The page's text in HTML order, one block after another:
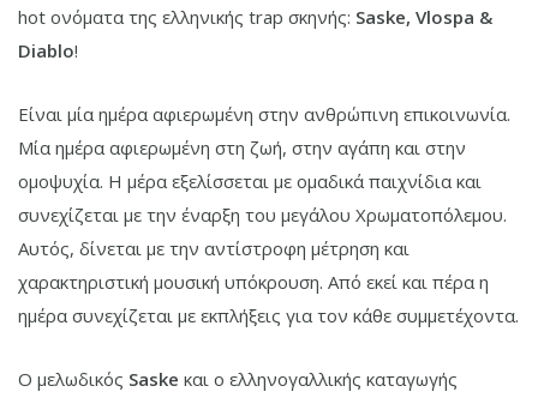
hot ονόματα της ελληνικής trap σκηνής: Saske, Vlospa &
Diablo!
Είναι μία ημέρα αφιερωμένη στην ανθρώπινη επικοινωνία.
Μία ημέρα αφιερωμένη στη ζωή, στην αγάπη και στην
ομοψυχία. Η μέρα εξελίσσεται με ομαδικά παιχνίδια και
συνεχίζεται με την έναρξη του μεγάλου Xρωματοπόλεμου.
Αυτός, δίνεται με την αντίστροφη μέτρηση και
χαρακτηριστική μουσική υπόκρουση. Από εκεί και πέρα η
ημέρα συνεχίζεται με εκπλήξεις για τον κάθε συμμετέχοντα.
Ο μελωδικός Saske και ο ελληνογαλλικής καταγωγής